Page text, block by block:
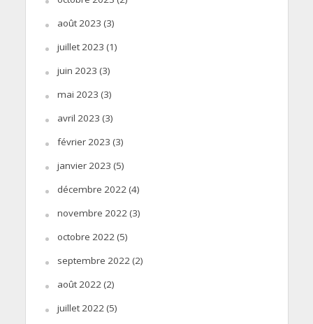
août 2023 (3)
juillet 2023 (1)
juin 2023 (3)
mai 2023 (3)
avril 2023 (3)
février 2023 (3)
janvier 2023 (5)
décembre 2022(4)
novembre 2022(3)
octobre 2022(5)
septembre 2022(2)
août 2022(2)
juillet 2022(5)